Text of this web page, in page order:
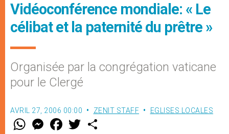
Vidéoconférence mondiale: « Le
célibat et la paternité du prêtre »
Organisée par la congrégation vaticane
pour le Clergé
AVRIL 27, 2006 00:00 ZENIT STAFF EGLISES LOCALES
W M
e
F
a w